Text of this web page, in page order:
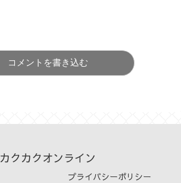
コメントを書き込む
カクカクオンライン
プライバシーポリシー